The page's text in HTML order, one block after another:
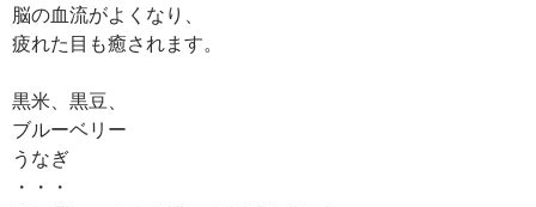
脳の血流がよくなり、
疲れた目も癒されます。
黒米、黒豆、
ブルーベリー
うなぎ
・・・